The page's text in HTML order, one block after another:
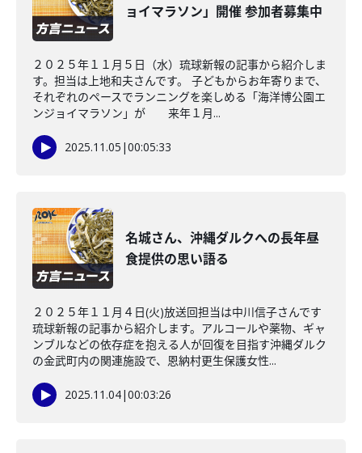
ョイマラソン」開催 参加者募集中
２０２５年１１月５日（水）琉球新報の記事から紹介しま
す。担当は上地和夫さんです。 子どもからお年寄りまで、
それぞれのペースでランニングを楽しめる「海洋博公園エ
ンジョイマラソン」が 来年１月...
2025.11.05 |00:05:33
名城さん、沖縄ダルクへの長年昼
食提供の思い語る
２０２５年１１月４日(火)放送回担当は中川信子さんです
琉球新報の記事から紹介します。アルコールや薬物、ギャ
ンブルなどの依存症を抱える人が回復を目指す沖縄ダルク
の金武町内の関連施設で、恩納村更生保護女性...
2025.11.04|00:03:26